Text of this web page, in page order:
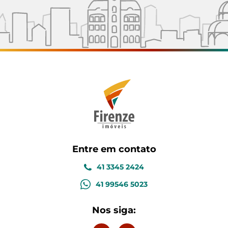
Entre em contato
41 3345 2424
41 99546 5023
Nos siga: